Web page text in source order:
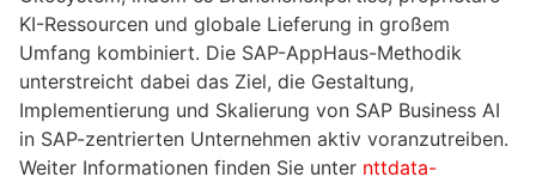
KI-Ressourcen und globale Lieferung in großem
Umfang kombiniert. Die SAP-AppHaus-Methodik
unterstreicht dabei das Ziel, die Gestaltung,
Implementierung und Skalierung von SAP Business AI
in SAP-zentrierten Unternehmen aktiv voranzutreiben.
Weiter Informationen finden Sie unter nttdata-